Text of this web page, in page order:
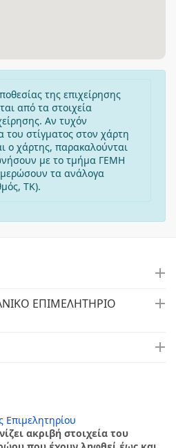
της επιχείρησης
από τα στοιχεία
Αν τυχόν
του στίγματος στον χάρτη
ο χάρτης, παρακαλούνται
με το τμήμα ΓΕΜΗ
τα ανάλογα
ΤΚ).
ΕΠΙΜΕΛΗΤΗΡΙΟ
Επιμελητηρίου
ακριβή στοιχεία του